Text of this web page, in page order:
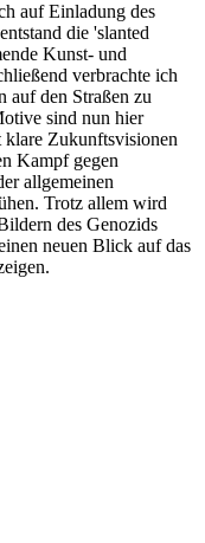
auf Einladung des
die 'slanted
Kunst- und
verbrachte ich
auf den Straßen zu
sind nun hier
klare Zukunftsvisionen
Kampf gegen
allgemeinen
Trotz allem wird
des Genozids
neuen Blick auf das